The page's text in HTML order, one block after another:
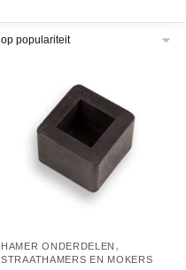
HAMER ONDERDELEN ,
STRAATHAMERS EN MOKERS